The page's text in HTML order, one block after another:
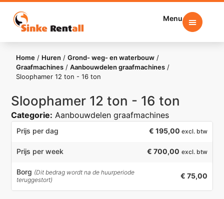
Menu
Home / Huren /Grond- weg- en waterbouw /
Graafmachines /Aanbouwdelen graafmachines /
Sloophamer 12 ton - 16 ton
Sloophamer 12 ton - 16 ton
Categorie: Aanbouwdelen graafmachines
Prijs per dag € 195,00 excl. btw
Prijs per week € 700,00 excl. btw
Borg (Dit bedrag wordt na de huurperiode
teruggestort)
€ 75,00